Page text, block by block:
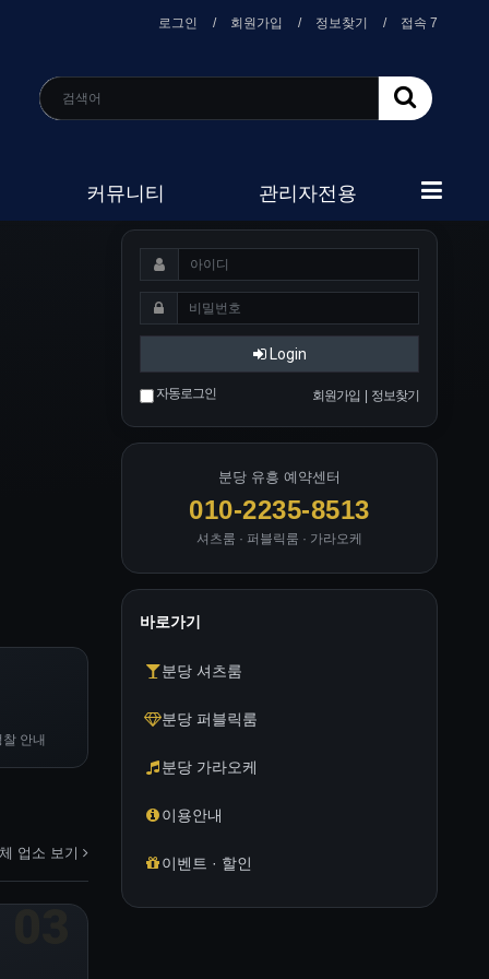
로그인 회원가입 정보찾기 접속 7
커뮤니티 관리자전용
안내
업소 보기
Login
자동로그인 회원가입 정보찾기
분당 유흥 예약센터
010-2235-8513
셔츠룸 · 퍼블릭룸 · 가라오케
바로가기
분당 셔츠룸
분당 퍼블릭룸
분당 가라오케
이용안내
이벤트 · 할인